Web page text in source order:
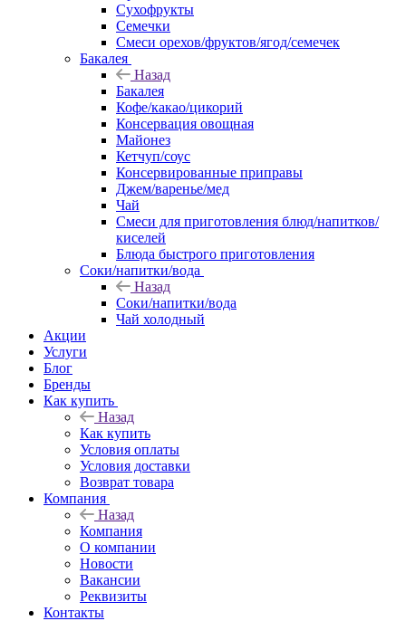
Сухофрукты
Семечки
Смеси орехов/фруктов/ягод/семечек
Бакалея
Назад
Бакалея
Кофе/какао/цикорий
Консервация овощная
Майонез
Кетчуп/соус
Консервированные приправы
Джем/варенье/мед
Чай
Смеси для приготовления блюд/напитков/
киселей
Блюда быстрого приготовления
Соки/напитки/вода
Назад
Соки/напитки/вода
Чай холодный
Акции
Услуги
Блог
Бренды
Как купить
Назад
Как купить
Условия оплаты
Условия доставки
Возврат товара
Компания
Назад
Компания
О компании
Новости
Вакансии
Реквизиты
Контакты